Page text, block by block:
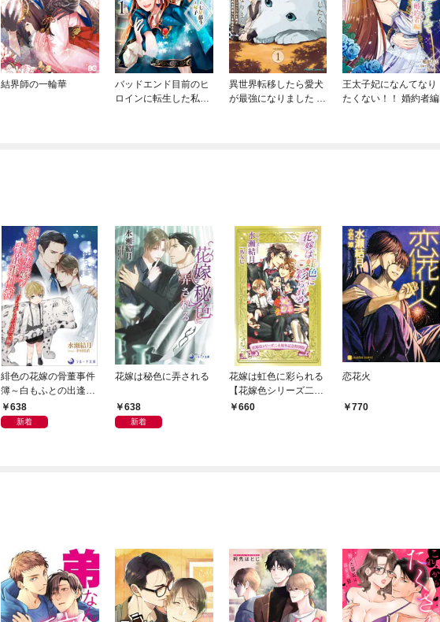
結界師の一輪華
バッドエンド目前のヒ
ロインに転生した私、
異世界転移したら愛犬
が最強になりました ～
王太子妃になんてなり
たくない！！ 婚約者編
緋色の花嫁の骨董事件
簿～白もふとの出逢い
編～638
新着
花嫁は秘色に弄される
638
新着
花嫁は虹色に彩られる
【花嫁色シリーズ二十
周年記念特別版】
660
恋花火
770